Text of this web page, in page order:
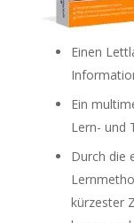
Einen
Ein
Lern- und
Durch die
kürzester